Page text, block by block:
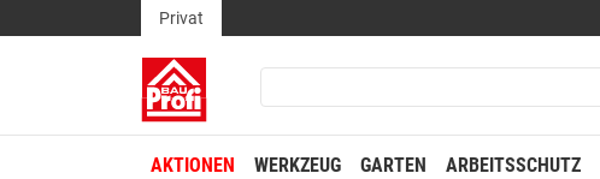
Privat
AKTIONEN WERKZEUG GARTEN ARBEITSSCHUTZ